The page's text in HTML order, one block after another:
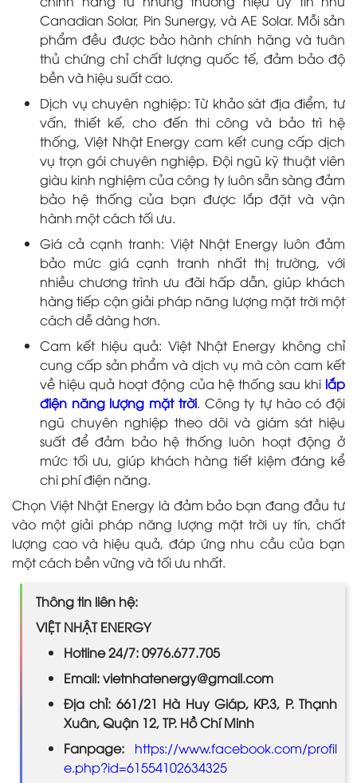
Canadian Solar, Pin Sunergy, và AE Solar. Mỗi sản
phẩm đều được bảo hành chính hãng và tuân
thủ chứng chỉ chất lượng quốc tế, đảm bảo độ
bền và hiệu suất cao.
Dịch vụ chuyên nghiệp: Từ khảo sát địa điểm, tư
vấn, thiết kế, cho đến thi công và bảo trì hệ
thống, Việt Nhật Energy cam kết cung cấp dịch
vụ trọn gói chuyên nghiệp. Đội ngũ kỹ thuật viên
giàu kinh nghiệm của công ty luôn sẵn sàng đảm
bảo hệ thống của bạn được lắp đặt và vận
hành một cách tối ưu.
Giá cả cạnh tranh: Việt Nhật Energy luôn đảm
bảo mức giá cạnh tranh nhất thị trường, với
nhiều chương trình ưu đãi hấp dẫn, giúp khách
hàng tiếp cận giải pháp năng lượng mặt trời một
cách dễ dàng hơn.
Cam kết hiệu quả: Việt Nhật Energy không chỉ
cung cấp sản phẩm và dịch vụ mà còn cam kết
về hiệu quả hoạt động của hệ thống sau khi lắp
điện năng lượng mặt trời. Công ty tự hào có đội
ngũ chuyên nghiệp theo dõi và giám sát hiệu
suất để đảm bảo hệ thống luôn hoạt động ở
mức tối ưu, giúp khách hàng tiết kiệm đáng kể
chi phí điện năng.
Chọn Việt Nhật Energy là đảm bảo bạn đang đầu tư
vào một giải pháp năng lượng mặt trời uy tín, chất
lượng cao và hiệu quả, đáp ứng nhu cầu của bạn
một cách bền vững và tối ưu nhất.
Thông tin liên hệ:
VIỆT NHẬT ENERGY
Hotline 24/7: 0976.677.705
Email: vietnhatenergy@gmail.com
Địa chỉ: 661/21 Hà Huy Giáp, KP.3, P. Thạnh
Xuân, Quận 12, TP. Hồ Chí Minh
Fanpage: https://www.facebook.com/profil
e.php?id=61554102634325